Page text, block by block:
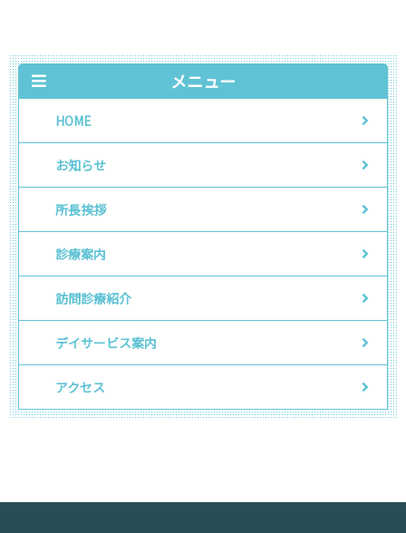
メニュー
HOME
お知らせ
所長挨拶
診療案内
訪問診療紹介
デイサービス案内
アクセス